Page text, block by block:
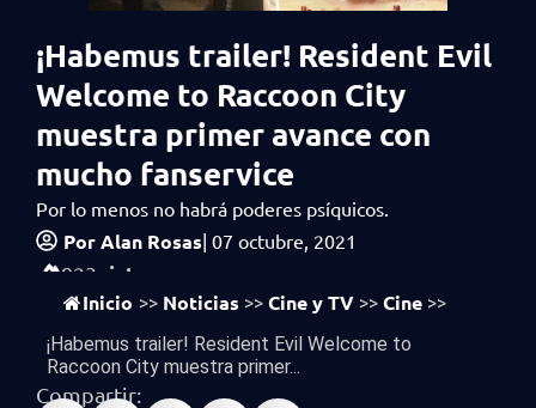
¡Habemus trailer! Resident Evil
Welcome to Raccoon City
muestra primer avance con
mucho fanservice
Por lo menos no habrá poderes psíquicos.
PorAlan Rosas| 07 octubre, 2021
923 vistas
Inicio >> Noticias >> Cine y TV >> Cine >>
¡Habemus trailer! Resident Evil Welcome to
Raccoon City muestra primer...
Compartir: